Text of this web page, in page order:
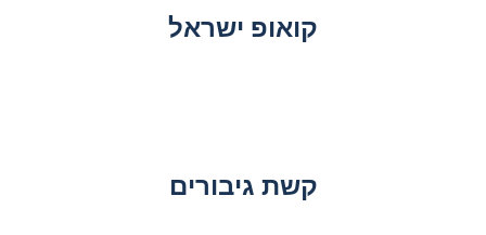
קואופ ישראל
קשת גיבורים